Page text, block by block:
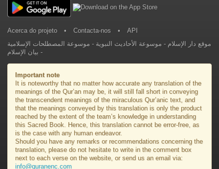
Acerca do projeto • Contacta-nos •
API
موقع دار الإسلام - موسوعة الأحاديث النبوية - موسوعة المصطلحات الإسلامية
- بيان الإسلام
Important note
It is noteworthy that no matter how accurate any translation of the
meanings of the Qur’an may be, it will still fall short in conveying
the transcendent meanings of the miraculous Qur’anic text, and
that the meanings conveyed by this translation is only the product
reached by the extent of the team’s knowledge in understanding
this Sacred Book. Hence, this translation cannot be error-free, as
is the case with any human endeavor.
Should you have any remarks or recommendations concerning the
translation, please do not hesitate to write in the comment box
next to each verse on the website, or send us an email via:
info@quranenc.com